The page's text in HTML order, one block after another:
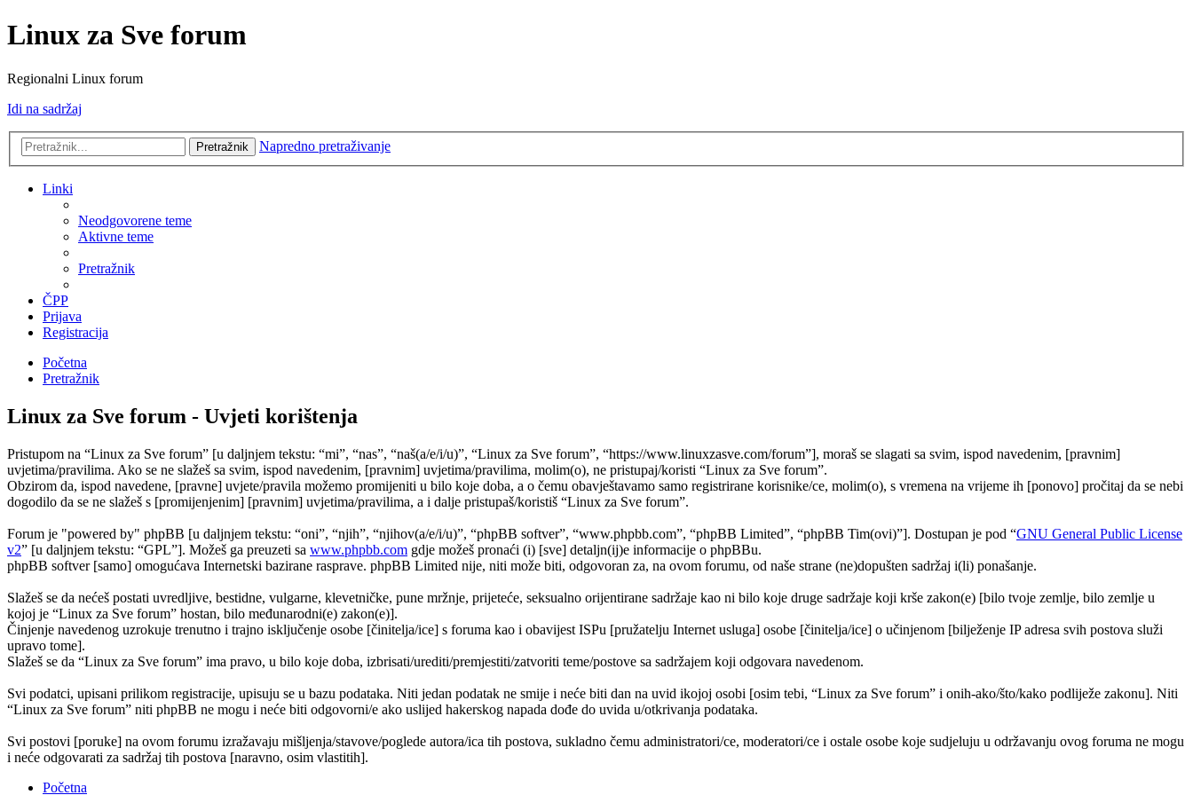
Linux za Sve forum
Regionalni Linux forum
Idi na sadržaj
Pretražnik Napredno pretraživanje
Linki
Neodgovorene teme
Aktivne teme
Pretražnik
ČPP
Prijava
Registracija
Početna
Pretražnik
Linux za Sve forum - Uvjeti korištenja
Pristupom na “Linux za Sve forum” [u daljnjem tekstu: “mi”, “nas”, “naš(a/e/i/u)”, “Linux za Sve forum”, “https://www.linuxzasve.com/forum”], moraš se slagati sa svim, ispod navedenim, [pravnim]
uvjetima/pravilima. Ako se ne slažeš sa svim, ispod navedenim, [pravnim] uvjetima/pravilima, molim(o), ne pristupaj/koristi “Linux za Sve forum”.
Obzirom da, ispod navedene, [pravne] uvjete/pravila možemo promijeniti u bilo koje doba, a o čemu obavještavamo samo registrirane korisnike/ce, molim(o), s vremena na vrijeme ih [ponovo] pročitaj da se nebi
dogodilo da se ne slažeš s [promijenjenim] [pravnim] uvjetima/pravilima, a i dalje pristupaš/koristiš “Linux za Sve forum”.
Forum je "powered by" phpBB [u daljnjem tekstu: “oni”, “njih”, “njihov(a/e/i/u)”, “phpBB softver”, “www.phpbb.com”, “phpBB Limited”, “phpBB Tim(ovi)”]. Dostupan je pod “GNU General Public License
v2” [u daljnjem tekstu: “GPL”]. Možeš ga preuzeti sa www.phpbb.com gdje možeš pronaći (i) [sve] detaljn(ij)e informacije o phpBBu.
phpBB softver [samo] omogućava Internetski bazirane rasprave. phpBB Limited nije, niti može biti, odgovoran za, na ovom forumu, od naše strane (ne)dopušten sadržaj i(li) ponašanje.
Slažeš se da nećeš postati uvredljive, bestidne, vulgarne, klevetničke, pune mržnje, prijeteće, seksualno orijentirane sadržaje kao ni bilo koje druge sadržaje koji krše zakon(e) [bilo tvoje zemlje, bilo zemlje u
kojoj je “Linux za Sve forum” hostan, bilo međunarodni(e) zakon(e)].
Činjenje navedenog uzrokuje trenutno i trajno isključenje osobe [činitelja/ice] s foruma kao i obavijest ISPu [pružatelju Internet usluga] osobe [činitelja/ice] o učinjenom [bilježenje IP adresa svih postova služi
upravo tome].
Slažeš se da “Linux za Sve forum” ima pravo, u bilo koje doba, izbrisati/urediti/premjestiti/zatvoriti teme/postove sa sadržajem koji odgovara navedenom.
Svi podatci, upisani prilikom registracije, upisuju se u bazu podataka. Niti jedan podatak ne smije i neće biti dan na uvid ikojoj osobi [osim tebi, “Linux za Sve forum” i onih-ako/što/kako podliježe zakonu]. Niti
“Linux za Sve forum” niti phpBB ne mogu i neće biti odgovorni/e ako uslijed hakerskog napada dođe do uvida u/otkrivanja podataka.
Svi postovi [poruke] na ovom forumu izražavaju mišljenja/stavove/poglede autora/ica tih postova, sukladno čemu administratori/ce, moderatori/ce i ostale osobe koje sudjeluju u održavanju ovog foruma ne mogu
i neće odgovarati za sadržaj tih postova [naravno, osim vlastitih].
Početna